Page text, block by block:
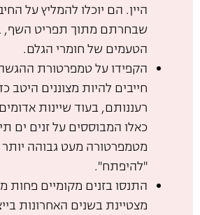
היין. הם יוכלו להמליץ על
שבחרתם מתוך תפריט השף,
הטעמים של חומרי הגלם.
הקפידו על טמפרטורת ההגשה:
חייבים להיות מצוננים היטב
רעננותם, בעוד שיינות
כאלו המבוססים על זנים ים
מטמפרטורה מעט גבוהה
"להיפתח".
התנסו בזנים מקומיים פחות
מצטיינת בשנים האחרונות